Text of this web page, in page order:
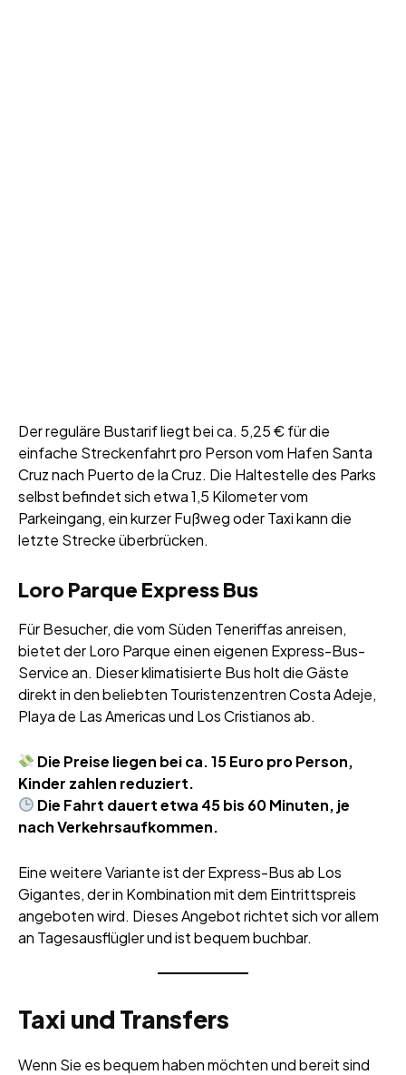
Der reguläre Bustarif liegt bei ca. 5,25 € für die
einfache Streckenfahrt pro Person vom Hafen Santa
Cruz nach Puerto de la Cruz. Die Haltestelle des Parks
selbst befindet sich etwa 1,5 Kilometer vom
Parkeingang, ein kurzer Fußweg oder Taxi kann die
letzte Strecke überbrücken.
Loro Parque Express Bus
Für Besucher, die vom Süden Teneriffas anreisen,
bietet der Loro Parque einen eigenen Express-Bus-
Service an. Dieser klimatisierte Bus holt die Gäste
direkt in den beliebten Touristenzentren Costa Adeje,
Playa de Las Americas und Los Cristianos ab.
Die Preise liegen bei ca. 15 Euro pro Person,
Kinder zahlen reduziert.
Die Fahrt dauert etwa 45 bis 60 Minuten, je
nach Verkehrsaufkommen.
Eine weitere Variante ist der Express-Bus ab Los
Gigantes, der in Kombination mit dem Eintrittspreis
angeboten wird. Dieses Angebot richtet sich vor allem
an Tagesausflügler und ist bequem buchbar.
Taxi und Transfers
Wenn​‍​‌‍​‍‌ Sie es bequem haben möchten und bereit sind